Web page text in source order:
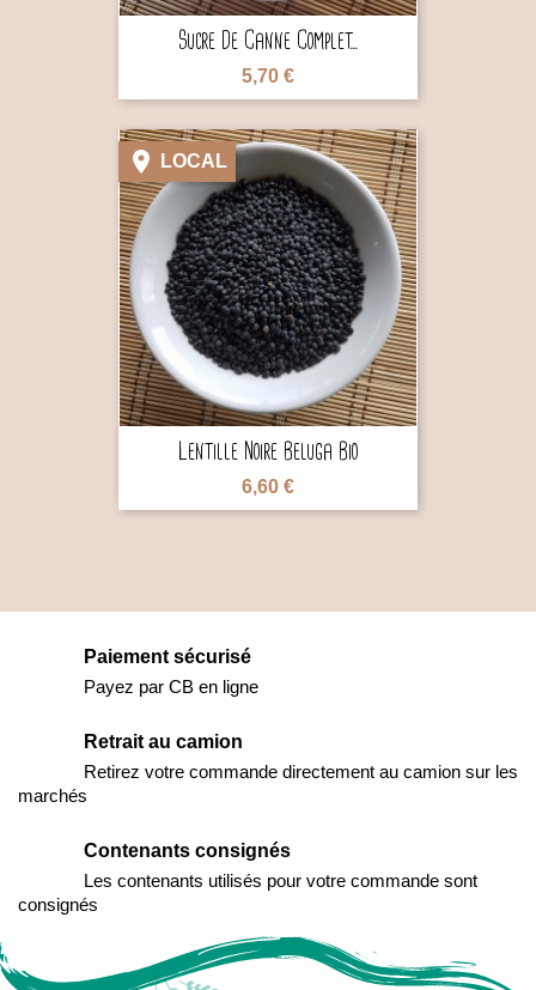
Sucre De Canne Complet...
5,70 €

Lentille Noire Beluga Bio
6,60 €
 LOCAL
Paiement sécurisé
Payez par CB en ligne
Retrait au camion
Retirez votre commande directement au camion sur les
marchés
Contenants consignés
Les contenants utilisés pour votre commande sont
consignés